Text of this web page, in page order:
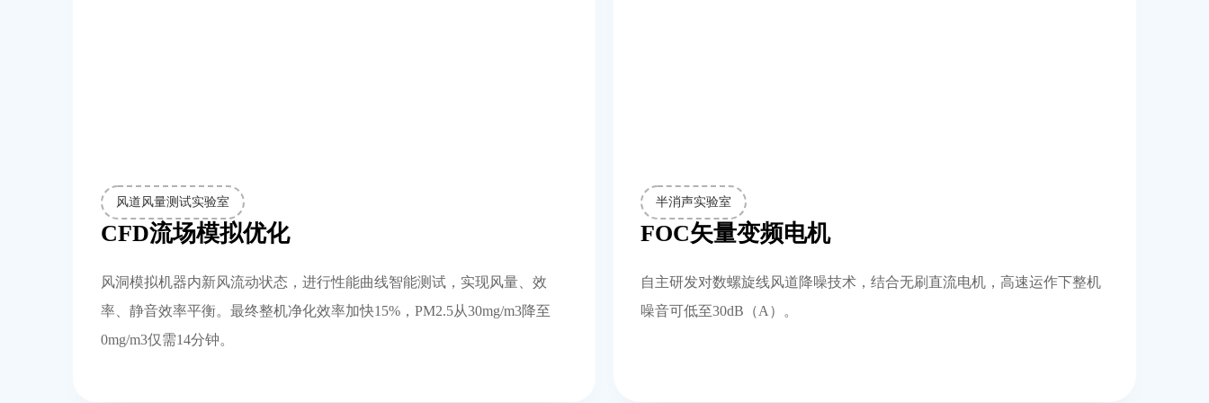
风道风量测试实验室
CFD流场模拟优化
风洞模拟机器内新风流动状态，进行性能曲线智能测试，实现风量、效
率、静音效率平衡。最终整机净化效率加快15%，PM2.5从30mg/m3降至
0mg/m3仅需14分钟。
半消声实验室
FOC矢量变频电机
自主研发对数螺旋线风道降噪技术，结合无刷直流电机，高速运作下整机
噪音可低至30dB（A）。